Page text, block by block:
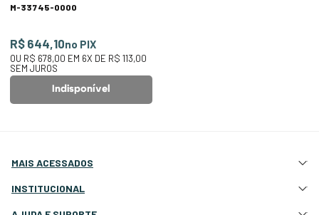
M-33745-0000
R$ 644,10no PIX
OU R$ 678,00 EM 6X DE R$ 113,00
SEM JUROS
Indisponível
MAIS ACESSADOS
Atração e Ancoragem
INSTITUCIONAL